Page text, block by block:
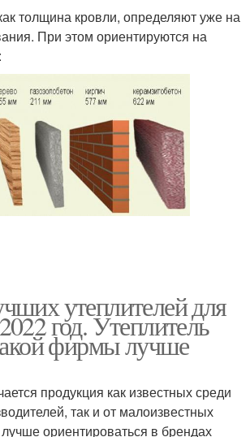
толщина кровли, определяют уже на
При этом ориентируются на
утеплителей для
год. Утеплитель
фирмы лучше
продукция как известных среди
так и от малоизвестных
ориентироваться в брендах